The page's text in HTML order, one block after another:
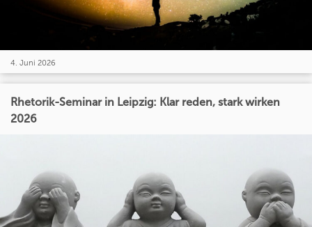
4. Juni 2026
Rhetorik-Seminar in Leipzig: Klar reden, stark wirken
2026